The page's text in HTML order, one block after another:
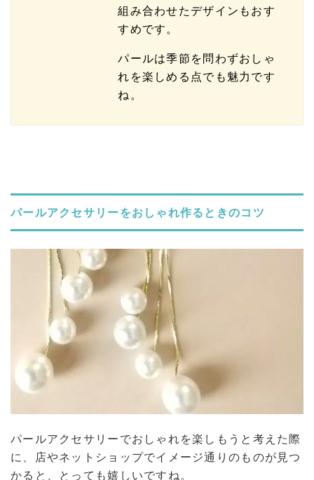
組み合わせたデザインもおす
すめです。
パールは季節を問わずおしゃ
れを楽しめる点でも魅力です
ね。
パールアクセサリーをおしゃれ作るときのコツ
パールアクセサリーでおしゃれを楽しもうと考えた際
に、店やネットショップでイメージ通りのものが見つ
かると、とっても嬉しいですね。